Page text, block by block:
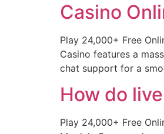
Casino
Play 24,000+ Free
Casino features a
chat support for a
How do
Play 24,000+ Free